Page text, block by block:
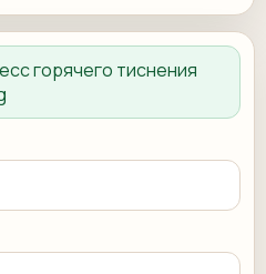
горячего тиснения